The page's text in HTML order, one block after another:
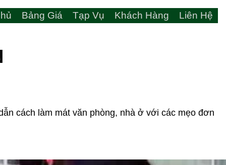
Bảng Giá Tạp Vụ Khách Hàng Liên Hệ
cách làm mát văn phòng, nhà ở với các mẹo đơn